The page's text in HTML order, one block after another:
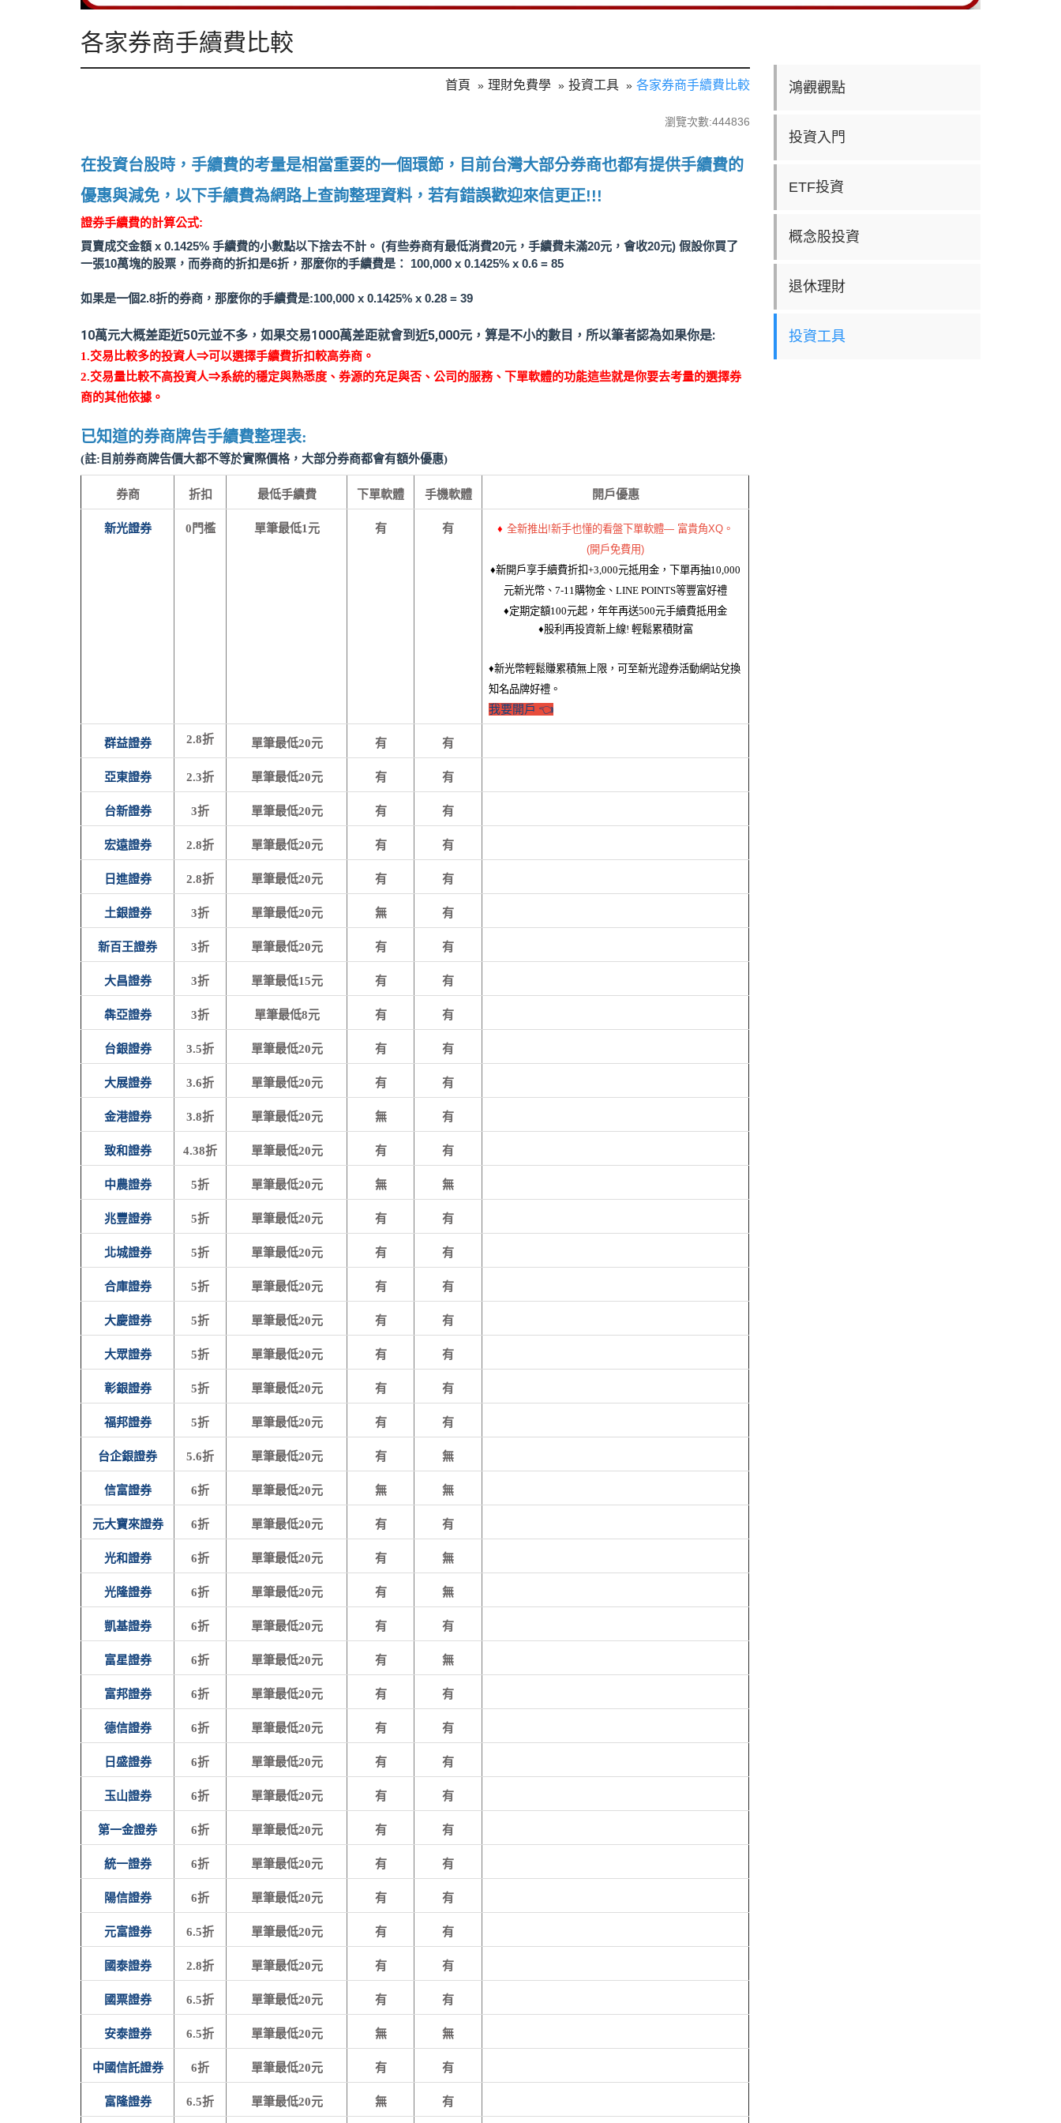
各家券商手續費比較
首頁 理財免費學 投資工具 各家券商手續費比較
瀏覽次數:444836
在投資台股時，手續費的考量是相當重要的一個環節，目前台灣大部分券商也都有提供手續費的
優惠與減免，以下手續費為網路上查詢整理資料，若有錯誤歡迎來信更正!!!
證券手續費的計算公式:
買賣成交金額 x 0.1425% 手續費的小數點以下捨去不計。 (有些券商有最低消費20元，手續費未滿20元，會收20元) 假設你買了
一張10萬塊的股票，而券商的折扣是6折，那麼你的手續費是： 100,000 x 0.1425% x 0.6 = 85
如果是一個2.8折的券商，那麼你的手續費是:100,000 x 0.1425% x 0.28 = 39
10萬元大概差距近50元並不多，如果交易1000萬差距就會到近5,000元，算是不小的數目，所以筆者認為如果你是:
1.交易比較多的投資人⇒可以選擇手續費折扣較高券商。
2.交易量比較不高投資人⇒系統的穩定與熟悉度、券源的充足與否、公司的服務、下單軟體的功能這些就是你要去考量的選擇券
商的其他依據。
已知道的券商牌告手續費整理表:
(註:目前券商牌告價大都不等於實際價格，大部分券商都會有額外優惠)
券商 折扣 最低手續費 下單軟體 手機軟體 開戶優惠
新光證券 0門檻 單筆最低1元 有 有 ♦ 全新推出!新手也懂的看盤下單軟體— 富貴角XQ。
(開戶免費用)
♦新開戶享手續費折扣+3,000元抵用金，下單再抽10,000
元新光幣、 7-11購物金、LINE POINTS等豐富好禮
♦定期定額100元起，年年再送500元手續費抵用金
♦股利再投資新上線! 輕鬆累積財富
♦新光幣輕鬆賺累積無上限，可至新光證券活動網站兌換
知名品牌好禮。
我要開戶 👈
群益證券 2.8折 單筆最低20元 有 有
亞東證券 2.3折 單筆最低20元 有 有
台新證券 3折 單筆最低20元 有 有
宏遠證券 2.8折 單筆最低20元 有 有
日進證券 2.8折 單筆最低20元 有 有
土銀證券 3折 單筆最低20元 無 有
新百王證券 3折 單筆最低20元 有 有
大昌證券 3折 單筆最低15元 有 有
犇亞證券 3折 單筆最低8元 有 有
台銀證券 3.5折 單筆最低20元 有 有
大展證券 3.6折 單筆最低20元 有 有
金港證券 3.8折 單筆最低20元 無 有
致和證券 4.38折 單筆最低20元 有 有
中農證券 5折 單筆最低20元 無 無
兆豐證券 5折 單筆最低20元 有 有
北城證券 5折 單筆最低20元 有 有
合庫證券 5折 單筆最低20元 有 有
大慶證券 5折 單筆最低20元 有 有
大眾證券 5折 單筆最低20元 有 有
彰銀證券 5折 單筆最低20元 有 有
福邦證券 5折 單筆最低20元 有 有
台企銀證券 5.6折 單筆最低20元 有 無
信富證券 6折 單筆最低20元 無 無
元大寶來證券 6折 單筆最低20元 有 有
光和證券 6折 單筆最低20元 有 無
光隆證券 6折 單筆最低20元 有 無
凱基證券 6折 單筆最低20元 有 有
富星證券 6折 單筆最低20元 有 無
富邦證券 6折 單筆最低20元 有 有
德信證券 6折 單筆最低20元 有 有
日盛證券 6折 單筆最低20元 有 有
玉山證券 6折 單筆最低20元 有 有
第一金證券 6折 單筆最低20元 有 有
統一證券 6折 單筆最低20元 有 有
陽信證券 6折 單筆最低20元 有 有
元富證券 6.5折 單筆最低20元 有 有
國泰證券 2.8折 單筆最低20元 有 有
國票證券 6.5折 單筆最低20元 有 有
安泰證券 6.5折 單筆最低20元 無 無
中國信託證券 6折 單筆最低20元 有 有
富隆證券 6.5折 單筆最低20元 無 有
鴻觀觀點
投資入門
ETF投資
概念股投資
退休理財
投資工具